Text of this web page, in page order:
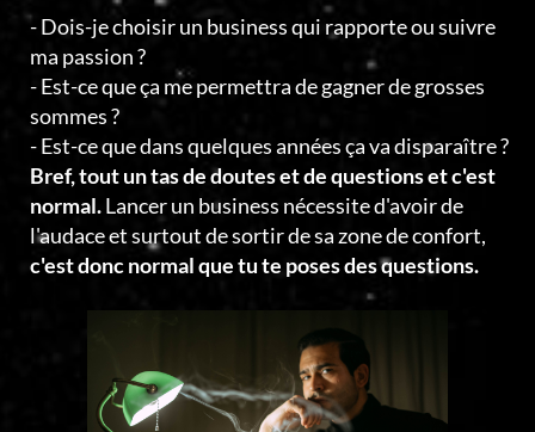
- Dois-je choisir un business qui rapporte ou suivre
ma passion ?
- Est-ce que ça me permettra de gagner de grosses
sommes ?
- Est-ce que dans quelques années ça va disparaître ?
Bref, tout un tas de doutes et de questions et c'est
normal.Lancer un business nécessite d'avoir de
l'audace et surtout de sortir de sa zone de confort,
c'est donc normal que tu te poses des questions.